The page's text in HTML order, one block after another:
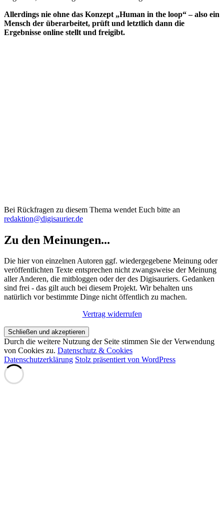
Allerdings nie ohne das Konzept „Human in the loop“ – also ein
Mensch der überarbeitet, prüft und letztlich dann die
Ergebnisse online stellt und freigibt.
Bei Rückfragen zu diesem Thema wendet Euch bitte an
redaktion@digisaurier.de
Zu den Meinungen...
Die hier von einzelnen Autoren ggf. wiedergegebene Meinung oder
veröffentlichten Texte entsprechen nicht zwangsweise der Meinung
aller Anderen, die mitbloggen oder der des Digisauriers. Gedanken
sind frei - das gilt auch bei diesem Projekt. Wir behalten uns
natürlich vor bestimmte Dinge nicht öffentlich zu machen.
Vertrag widerrufen
Durch die weitere Nutzung der Seite stimmen Sie der Verwendung
von Cookies zu. Datenschutz & Cookies
Datenschutzerklärung Stolz präsentiert von WordPress